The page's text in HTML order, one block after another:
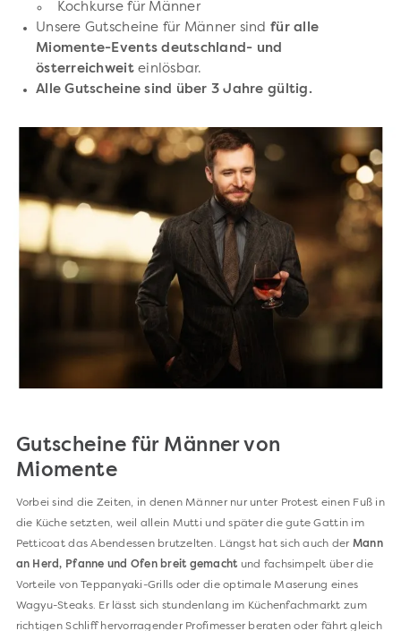
Kochkurse für Männer
Unsere Gutscheine für Männer sind für alle
Miomente-Events deutschland- und
österreichweiteinlösbar.
Alle Gutscheine sind über 3 Jahre gültig.
Gutscheine für Männer von
Miomente
Vorbei sind die Zeiten, in denen Männer nur unter Protest einen Fuß in
die Küche setzten, weil allein Mutti und später die gute Gattin im
Petticoat das Abendessen brutzelten. Längst hat sich auch der Mann
an Herd, Pfanne und Ofen breit gemacht und fachsimpelt über die
Vorteile von Teppanyaki-Grills oder die optimale Maserung eines
Wagyu-Steaks. Er lässt sich stundenlang im Küchenfachmarkt zum
richtigen Schliff hervorragender Profimesser beraten oder fährt gleich